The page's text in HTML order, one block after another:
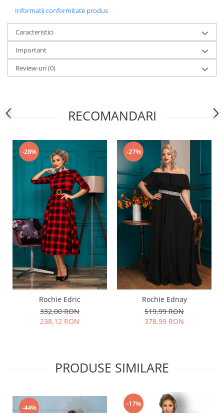
Informatii conformitate produs
Caracteristici
Important
Review-uri(0)
RECOMANDARI
-28%
Rochie Edric
332,00 RON
238,12 RON
-27%
Rochie Ednay
519,99 RON
378,99 RON
PRODUSE SIMILARE
-44% -17%